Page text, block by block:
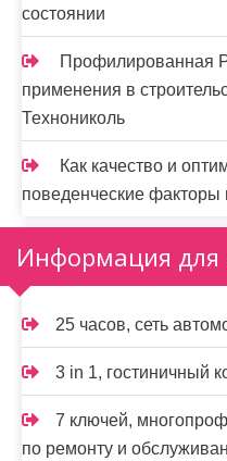
состоянии
Профилированная
применения в
Технониколь
Как качество и
поведенческие факторы
Информация для
25 часов, сеть
3 in 1, гостиничный
7 ключей,
по ремонту и